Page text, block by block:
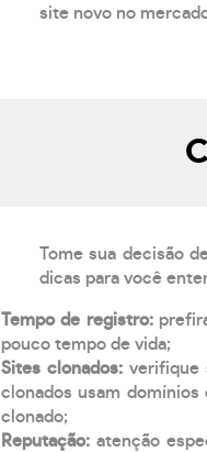
site novo no
Tome sua decisão
dicas para você
Tempo de registro:
pouco tempo de vida;
Sites clonados: verifique
clonados usam
clonado;
Reputação: atenção